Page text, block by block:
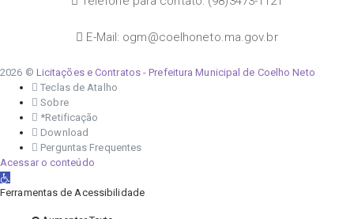
E-Mail: ogm@coelhoneto.ma.gov.br
2026 © Licitações e Contratos - Prefeitura Municipal de Coelho Neto
Teclas de Atalho
Sobre
*Retificação
Download
Perguntas Frequentes
Acessar o conteúdo
Abrir a barra de ferramentas
Ferramentas de Acessibilidade